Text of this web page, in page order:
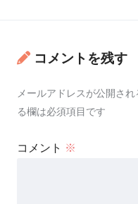
コメントを残す
メールアドレスが公開され
る欄は必須項目です
コメント ※